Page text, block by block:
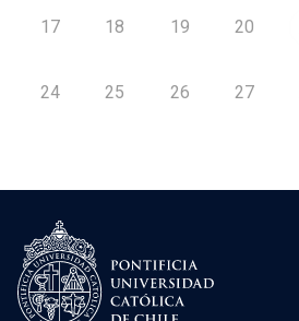
17 18 19 20
24 25 26 27